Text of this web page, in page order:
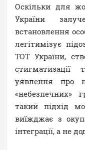
Оскільки для
України
встановлення
легітимізує
ТОТ України,
стигматизації
уявлення про
«небезпечних»
такий підхід
виїжджає з
інтеграції, а не